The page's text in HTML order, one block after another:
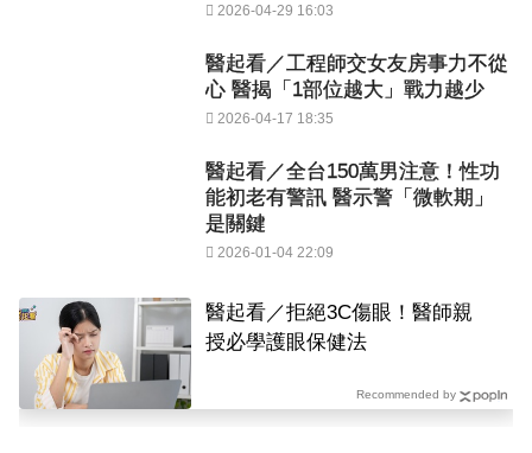
2026-04-29 16:03
醫起看／工程師交女友房事力不從
心 醫揭「1部位越大」戰力越少
2026-04-17 18:35
醫起看／全台150萬男注意！性功
能初老有警訊 醫示警「微軟期」
是關鍵
2026-01-04 22:09
醫起看／拒絕3C傷眼！醫師親
授必學護眼保健法
Recommended by